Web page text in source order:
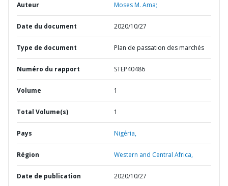
Auteur Moses M. Ama;
Date du document 2020/10/27
Type de document Plan de passation des marchés
Numéro du rapport STEP40486
Volume 1
Total Volume(s) 1
Pays Nigéria,
Région Western and Central Africa,
Date de publication 2020/10/27